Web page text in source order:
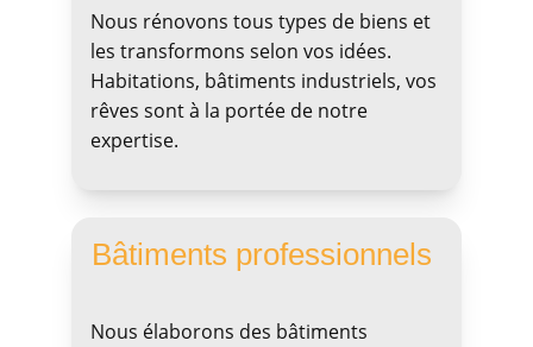
Nous rénovons tous types de biens et
les transformons selon vos idées.
Habitations, bâtiments industriels, vos
rêves sont à la portée de notre
expertise.
Bâtiments professionnels
Nous élaborons des bâtiments